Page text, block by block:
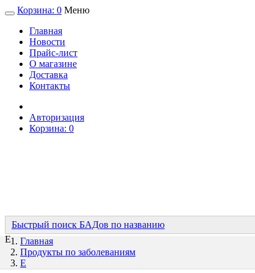
Корзина: 0 Меню
Главная
Новости
Прайс-лист
О магазине
Доставка
Контакты
Авторизация
Корзина: 0
Быстрый поиск БАДов по названию
Е
Главная
Продукты по заболеваниям
Е